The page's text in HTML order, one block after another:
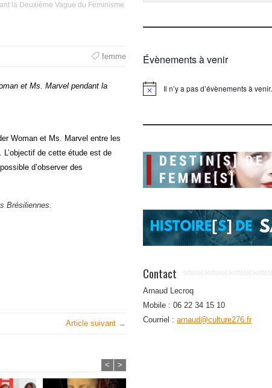
la Deuxième Vague du Féminisme
femme
et Ms. Marvel pendant la
Woman et Ms. Marvel entre les
L’objectif de cette étude est de
d’observer des
Brésiliennes.
Article suivant →
< >
Évènements à venir
Notice Il n’y a pas d’évènements à venir.
Contact
Arnaud Lecroq
Mobile : 06 22 34 15 10
Courriel : arnaud@culture276.fr